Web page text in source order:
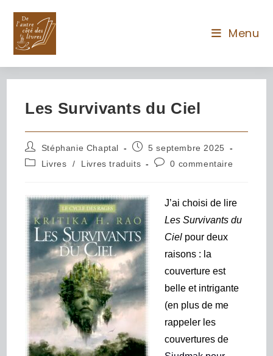
Menu
Les Survivants du Ciel
Stéphanie Chaptal
5 septembre 2025
Livres
/ Livres traduits 0 commentaire
J’ai choisi de lire
Les Survivants du
Ciel pour deux
raisons : la
couverture est
belle et intrigante
(en plus de me
rappeler les
couvertures de